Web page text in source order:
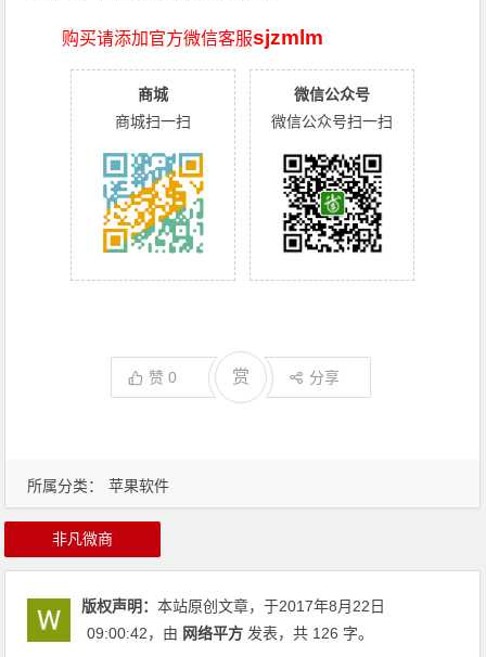
所属分类： 苹果软件
购买请添加官方微信客服sjzmlm
商城
商城扫一扫
微信公众号
微信公众号扫一扫
赞0 赏 分享
非凡微商
版权声明：本站原创文章，于2017年8月22日
09:00:42，由 网络平方 发表，共 126 字。